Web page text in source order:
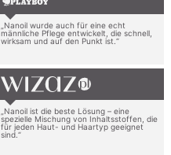
„Nanoil wurde auch für eine echt
männliche Pflege entwickelt, die schnell,
wirksam und auf den Punkt ist.“
„Nanoil ist die beste Lösung – eine
spezielle Mischung von Inhaltsstoffen, die
für jeden Haut- und Haartyp geeignet
sind.“